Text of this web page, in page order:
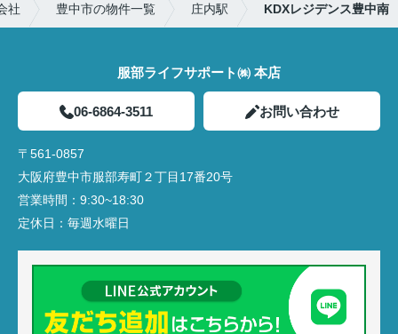
社 豊中市の物件一覧 庄内駅 KDXレジデンス豊中南
服部ライフサポート㈱ 本店
06-6864-3511 お問い合わせ
〒561-0857
大阪府豊中市服部寿町２丁目17番20号
営業時間： 9:30~18:30
定休日： 毎週水曜日